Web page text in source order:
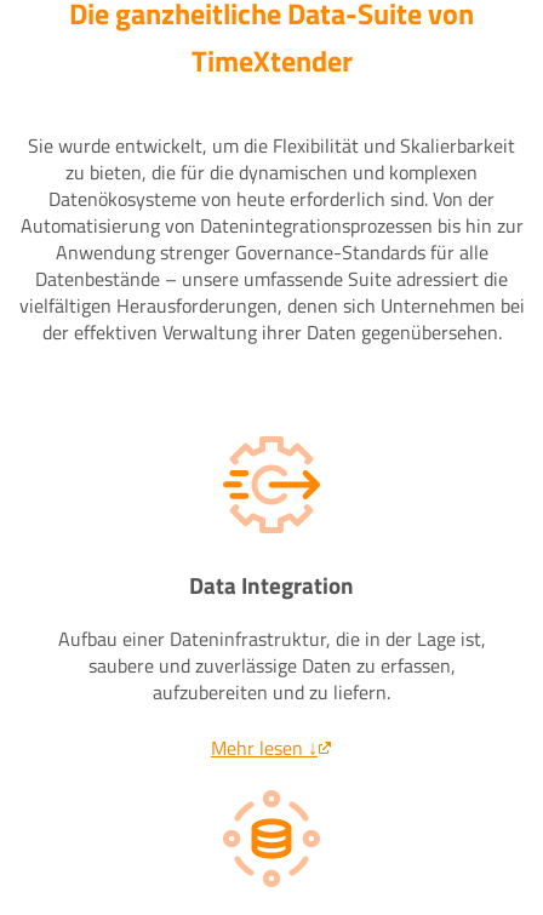
Die ganzheitliche Data-Suite von
TimeXtender
Sie wurde entwickelt, um die Flexibilität und Skalierbarkeit
zu bieten, die für die dynamischen und komplexen
Datenökosysteme von heute erforderlich sind. Von der
Automatisierung von Datenintegrationsprozessen bis hin zur
Anwendung strenger Governance-Standards für alle
Datenbestände – unsere umfassende Suite adressiert die
vielfältigen Herausforderungen, denen sich Unternehmen bei
der effektiven Verwaltung ihrer Daten gegenübersehen.
Data Integration
Aufbau einer Dateninfrastruktur, die in der Lage ist,
saubere und zuverlässige Daten zu erfassen,
aufzubereiten und zu liefern.
Mehr lesen ↓